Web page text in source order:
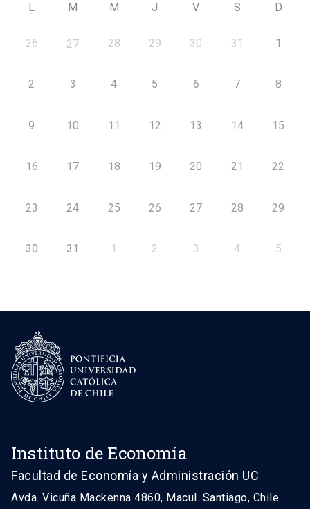
L M M J V S D
26 27 28 29 30 31 1
2 3 4 5 6 7 8
9 10 11 12 13 14 15
16 17 18 19 20 21 22
23 24 25 26 27 28 29
30 31 1 2 3 4 5
Instituto de Economía
Facultad de Economía y Administración UC
Avda. Vicuña Mackenna 4860, Macul. Santiago, Chile